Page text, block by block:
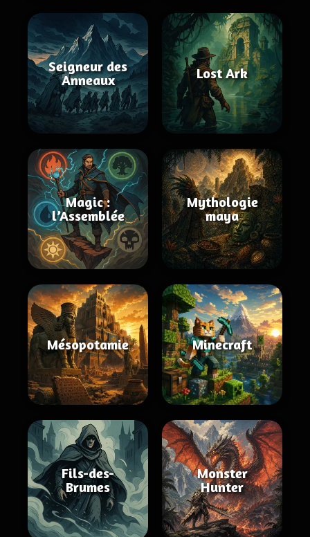
Seigneur des
Anneaux
Lost Ark
Magic :
l’Assemblée
Mythologie
maya
Mésopotamie Minecraft
Fils-des-
Brumes
Monster
Hunter